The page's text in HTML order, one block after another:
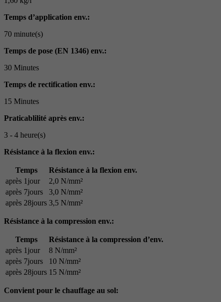
Temps d’application env.:
70 minute(s)
Temps de pose (EN 1346) env.:
30 Minutes
Temps de rectification env.:
15 Minutes
Praticablilité après env.:
3 - 4 heure(s)
Résistance à la flexion env.:
Temps
Résistance à la flexion env.
après 1jour
2,0 N/mm²
après 7jours
3,0 N/mm²
après 28jours 3,5 N/mm²
Résistance à la compression env.:
Temps
Résistance à la compression d’env.
après 1jour
8 N/mm²
après 7jours
10 N/mm²
après 28jours 15 N/mm²
Convient pour le chauffage au sol: